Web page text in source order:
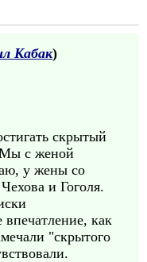
Кабак)
скрытый
Мы с женой
у жены со
и Гоголя.
как
"скрытого